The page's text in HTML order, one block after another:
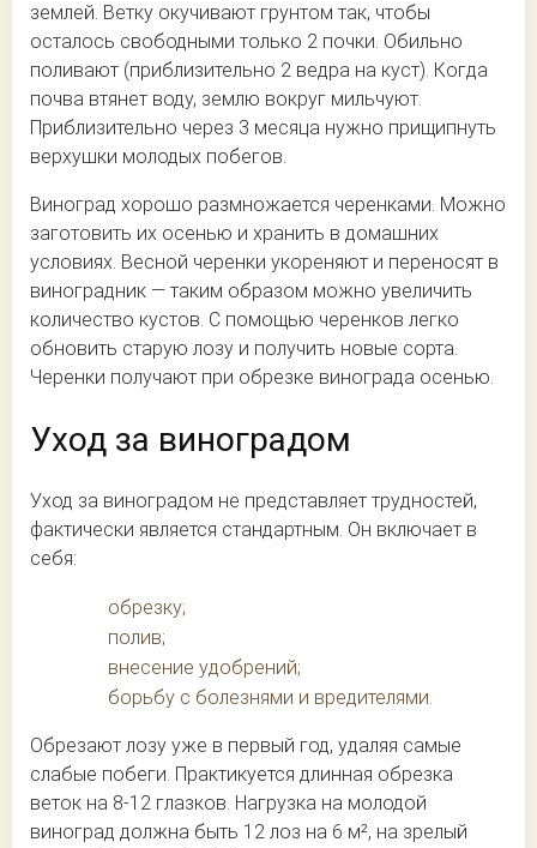
землей. Ветку окучивают грунтом так, чтобы
осталось свободными только 2 почки. Обильно
поливают (приблизительно 2 ведра на куст). Когда
почва втянет воду, землю вокруг мильчуют.
Приблизительно через 3 месяца нужно прищипнуть
верхушки молодых побегов.
Виноград хорошо размножается черенками. Можно
заготовить их осенью и хранить в домашних
условиях. Весной черенки укореняют и переносят в
виноградник — таким образом можно увеличить
количество кустов. С помощью черенков легко
обновить старую лозу и получить новые сорта.
Черенки получают при обрезке винограда осенью.
Уход за виноградом
Уход за виноградом не представляет трудностей,
фактически является стандартным. Он включает в
себя:
обрезку;
полив;
внесение удобрений;
борьбу с болезнями и вредителями.
Обрезают лозу уже в первый год, удаляя самые
слабые побеги. Практикуется длинная обрезка
веток на 8-12 глазков. Нагрузка на молодой
виноград должна быть 12 лоз на 6 м², на зрелый